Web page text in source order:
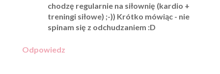
chodzę regularnie na siłownię (kardio +
treningi siłowe) ;-)) Krótko mówiąc - nie
spinam się z odchudzaniem :D
Odpowiedz